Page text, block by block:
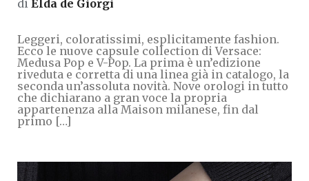
di Elda de Giorgi
Leggeri, coloratissimi, esplicitamente fashion.
Ecco le nuove capsule collection di Versace:
Medusa Pop e V-Pop. La prima è un’edizione
riveduta e corretta di una linea già in catalogo, la
seconda un’assoluta novità. Nove orologi in tutto
che dichiarano a gran voce la propria
appartenenza alla Maison milanese, fin dal
primo […]